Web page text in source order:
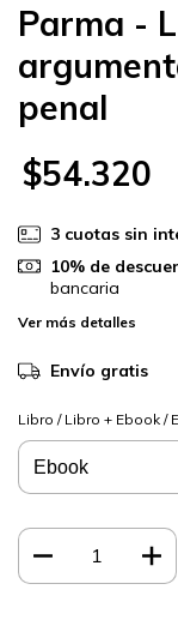
Parma -
penal
$54.320
3 cuotas sin
10% de
bancaria
Ver más detalles
Envío gratis
Libro / Libro + Ebook /